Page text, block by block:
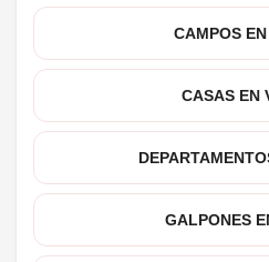
CAMPOS
CASAS EN
GALPONES